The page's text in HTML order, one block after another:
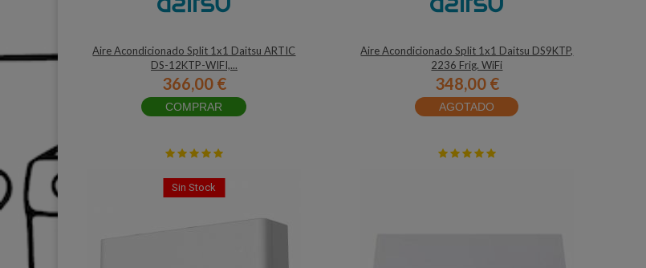
Aire Acondicionado Split 1x1 Daitsu ARTIC
DS-12KTP-WIFI,...
366,00 €
COMPRAR
Aire Acondicionado Split 1x1 Daitsu DS9KTP,
2236 Frig. WiFi
348,00 €
AGOTADO
Sin Stock